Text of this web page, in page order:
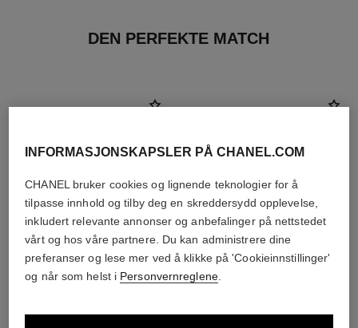
DEN PERFEKTE MATCH
INFORMASJONSKAPSLER PÅ CHANEL.COM
CHANEL bruker cookies og lignende teknologier for å
tilpasse innhold og tilby deg en skreddersydd opplevelse,
inkludert relevante annonser og anbefalinger på nettstedet
vårt og hos våre partnere. Du kan administrere dine
preferanser og lese mer ved å klikke på 'Cookieinnstillinger'
og når som helst i Personvernreglene.